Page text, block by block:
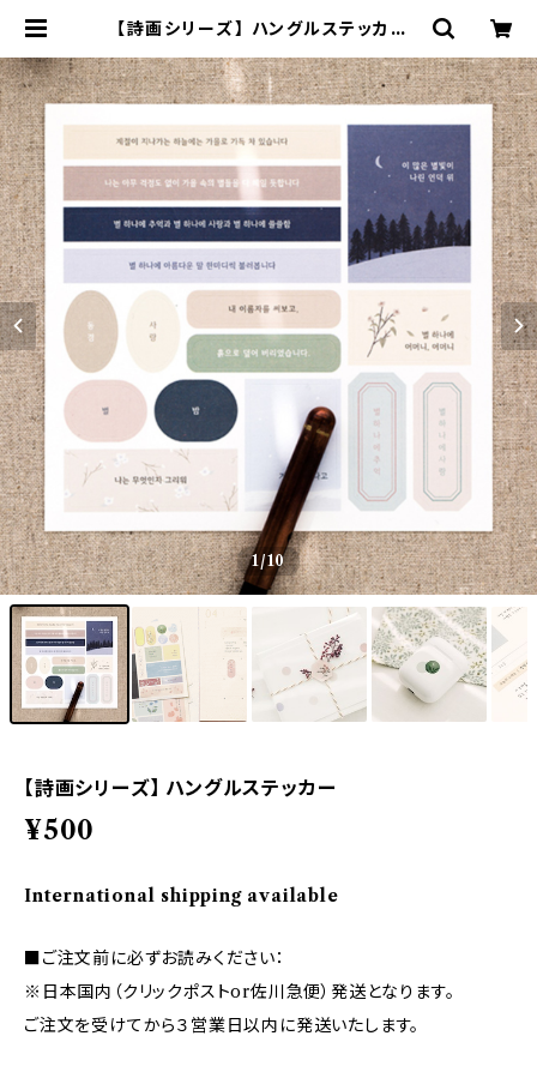
【詩画シリーズ】 ハングルステッカー |
1/10
【詩画シリーズ】 ハングルステッカー
¥500
International shipping available
■ご注文前に必ずお読みください：
※日本国内（クリックポストor佐川急便）発送となります。
ご注文を受けてから３営業日以内に発送いたします。